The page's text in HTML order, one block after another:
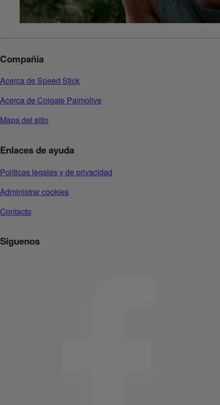
Compañia
Acerca de Speed Stick
Acerca de Colgate Palmolive
Mapa del sitio
Enlaces de ayuda
Políticas legales y de privacidad
Administrar cookies
Contacto
Síguenos